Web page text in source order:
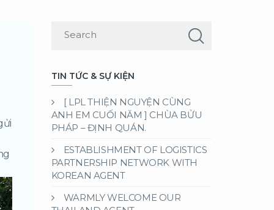
TIN TỨC & SỰ KIỆN
[ LPL THIỆN NGUYỆN CÙNG
ANH EM CUỐI NĂM ] CHÙA BỬU
PHÁP – ĐỊNH QUÁN.
ESTABLISHMENT OF LOGISTICS
PARTNERSHIP NETWORK WITH
KOREAN AGENT
WARMLY WELCOME OUR